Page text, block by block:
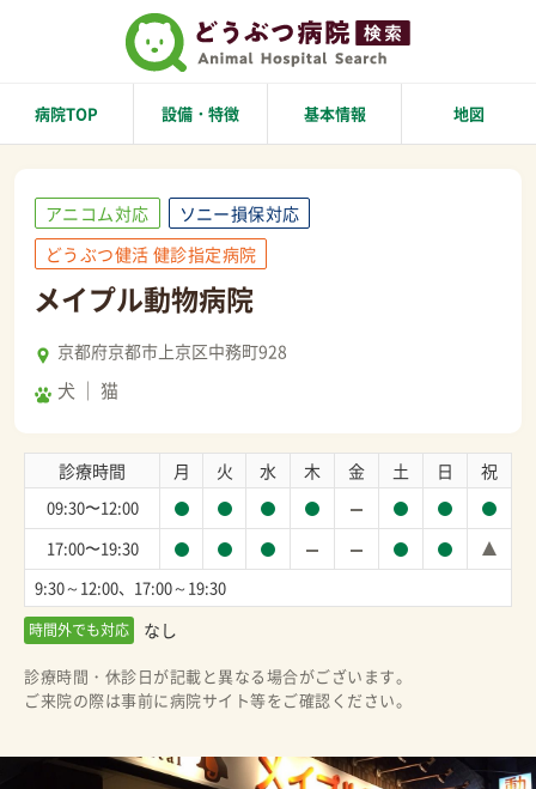
病院TOP 設備・特徴 基本情報 地図
アニコム対応
ソニー損保対応
どうぶつ健活 健診指定病院
メイプル動物病院
京都府京都市上京区中務町928
犬 猫
診療時間 月 火 水 木 金 土 日 祝
09:30〜12:00
17:00〜19:30
9:30～12:00、17:00～19:30
時間外でも対応 なし
診療時間・休診日が記載と異なる場合がございます。
ご来院の際は事前に病院サイト等をご確認ください。